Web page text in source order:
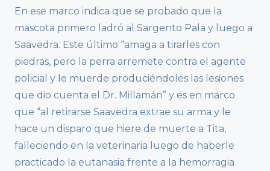
En ese marco indica que se probado que la
mascota primero ladró al Sargento Pala y luego a
Saavedra. Este último “amaga a tirarles con
piedras, pero la perra arremete contra el agente
policial y le muerde produciéndoles las lesiones
que dio cuenta el Dr. Millamán” y es en marco
que “al retirarse Saavedra extrae su arma y le
hace un disparo que hiere de muerte a Tita,
falleciendo en la veterinaria luego de haberle
practicado la eutanasia frente a la hemorragia